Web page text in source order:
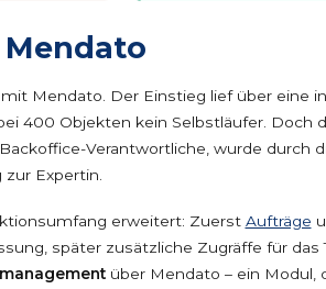
Mendato. Der Einstieg lief über eine
400 Objekten kein Selbstläufer. Doch
Verantwortliche, wurde durch
Expertin.
erweitert: Zuerst Aufträge
später zusätzliche Zugräffe für das
über Mendato – ein Modul,